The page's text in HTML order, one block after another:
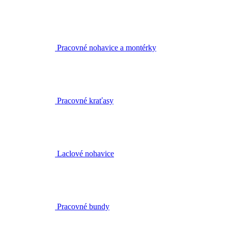
Pracovné nohavice a montérky
Pracovné kraťasy
Laclové nohavice
Pracovné bundy